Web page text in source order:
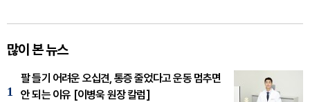
많이 본 뉴스
1
팔 들기 어려운 오십견, 통증 줄었다고 운동 멈추면
안 되는 이유 [이병욱 원장 칼럼]